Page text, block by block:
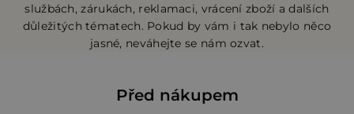
službách, zárukách, reklamaci, vrácení zboží a dalších
důležitých tématech. Pokud by vám i tak nebylo něco
jasné, neváhejte se nám ozvat.
Před nákupem